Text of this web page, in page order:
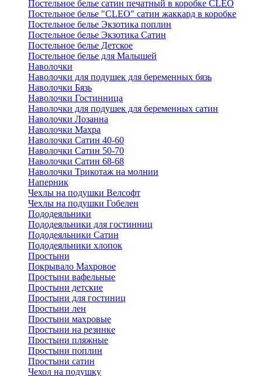
Постельное белье сатин печатный в коробке CLEO
Постельное белье "CLEO" сатин жаккард в коробке
Постельное белье Экзотика поплин
Постельное белье Экзотика Сатин
Постельное белье Детское
Постельное белье для Малышей
Наволочки
Наволочки для подушек для беременных бязь
Наволочки Бязь
Наволочки Гостинница
Наволочки для подушек для беременных сатин
Наволочки Лозанна
Наволочки Махра
Наволочки Сатин 40-60
Наволочки Сатин 50-70
Наволочки Сатин 68-68
Наволочки Трикотаж на молнии
Наперник
Чехлы на подушки Велсофт
Чехлы на подушки Гобелен
Пододеяльники
Пододеяльники для гостинниц
Пододеяльники Сатин
Пододеяльники хлопок
Простыни
Покрывало Махровое
Простыни вафельные
Простыни детские
Простыни для гостиниц
Простыни лен
Простыни махровые
Простыни на резинке
Простыни пляжные
Простыни поплин
Простыни сатин
Чехол на подушку